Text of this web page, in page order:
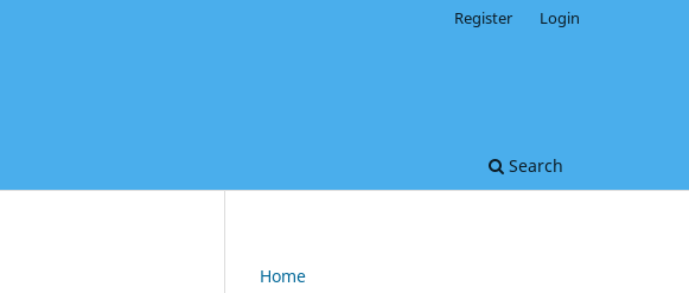
Search
Register Login
Home